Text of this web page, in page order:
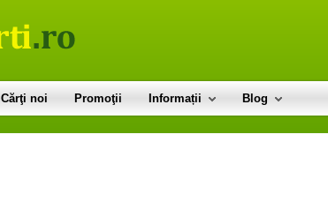
Cărţi noi Promoţii Informații Blog